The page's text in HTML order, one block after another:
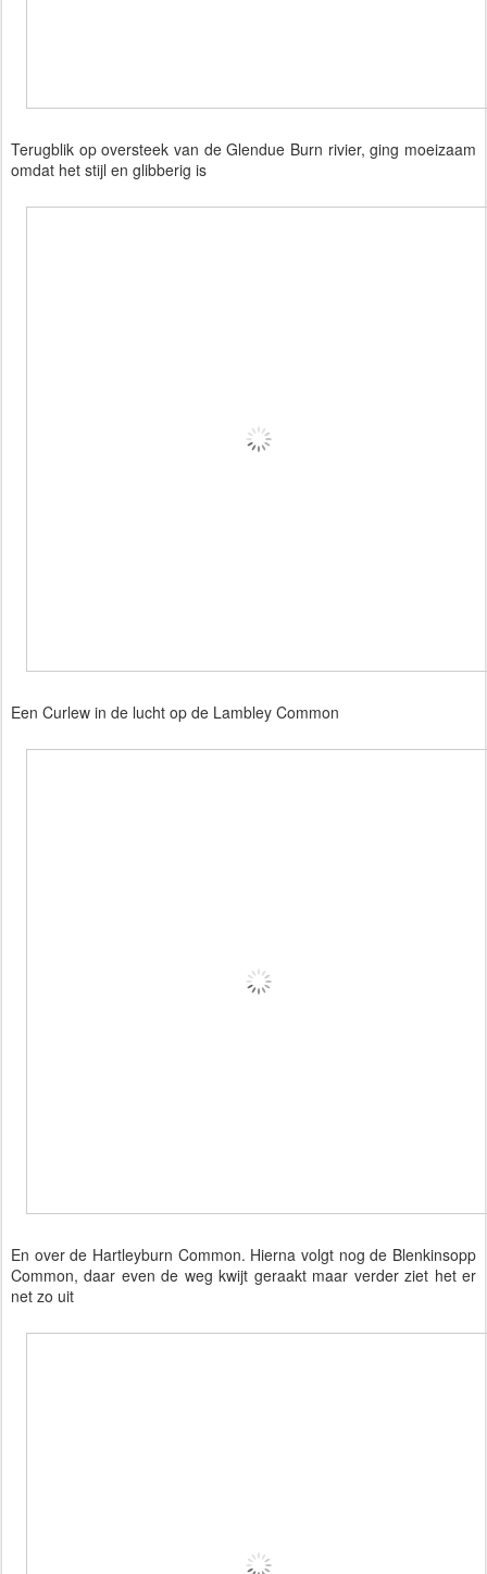
Terugblik op oversteek van de Glendue Burn rivier, ging moeizaam
omdat het stijl en glibberig is
Een Curlew in de lucht op de Lambley Common
En over de Hartleyburn Common. Hierna volgt nog de Blenkinsopp
Common, daar even de weg kwijt geraakt maar verder ziet het er
net zo uit